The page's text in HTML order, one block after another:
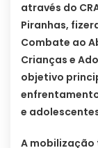
através do
Piranhas,
Combate ao
Crianças e
objetivo
e
A mobilização